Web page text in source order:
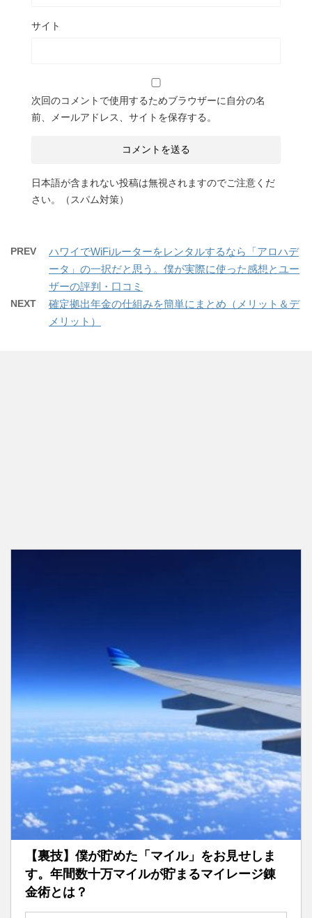
サイト
次回のコメントで使用するためブラウザーに自分の名
前、メールアドレス、サイトを保存する。
日本語が含まれない投稿は無視されますのでご注意くだ
さい。（スパム対策）
PREV
ハワイでWiFiルーターをレンタルするなら「アロハデ
ータ」の一択だと思う。僕が実際に使った感想とユー
ザーの評判・口コミ
NEXT
確定拠出年金の仕組みを簡単にまとめ（メリット＆デ
メリット）
【裏技】僕が貯めた「マイル」をお見せしま
す。年間数十万マイルが貯まるマイレージ錬
金術とは？